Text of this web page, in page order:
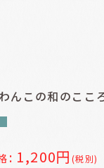
んこの和のここ
: 1,200円 (税別)